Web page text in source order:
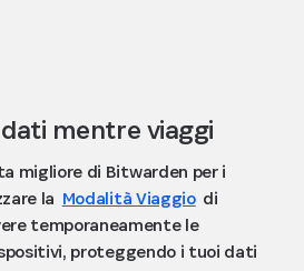
mentre viaggi
migliore di Bitwarden per i
la Modalità Viaggio di
temporaneamente le
proteggendo i tuoi dati